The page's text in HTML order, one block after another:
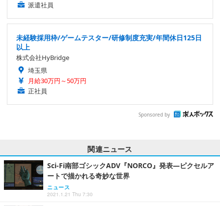
派遣社員
未経験採用枠/ゲームテスター/研修制度充実/年間休日125日
以上
株式会社HyBridge
埼玉県
月給30万円～50万円
正社員
Sponsored by
関連ニュース
Sci-Fi南部ゴシックADV『NORCO』発表―ピクセルア
ートで描かれる奇妙な世界
ニュース
2021.1.21 Thu 7:30